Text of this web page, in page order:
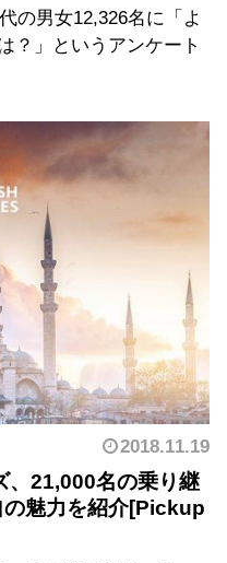
の男女12,326名に「よ
？」というアンケート
2018.11.19
、21,000名の乗り継
魅力を紹介